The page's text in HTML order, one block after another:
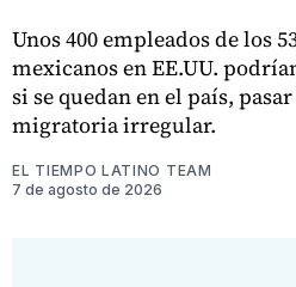
Unos 400 empleados de los
mexicanos en EE.UU.
si se quedan en el país,
migratoria irregular.
EL TIEMPO LATINO TEAM
7 de agosto de 2026